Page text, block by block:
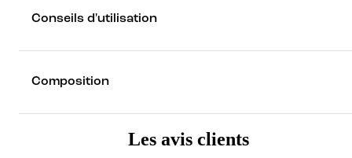
Conseils d'utilisation
Composition
Les avis clients